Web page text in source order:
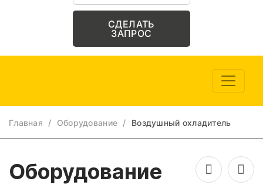
СДЕЛАТЬ
ЗАПРОС
Главная / Оборудование / Воздушный охладитель
Оборудование